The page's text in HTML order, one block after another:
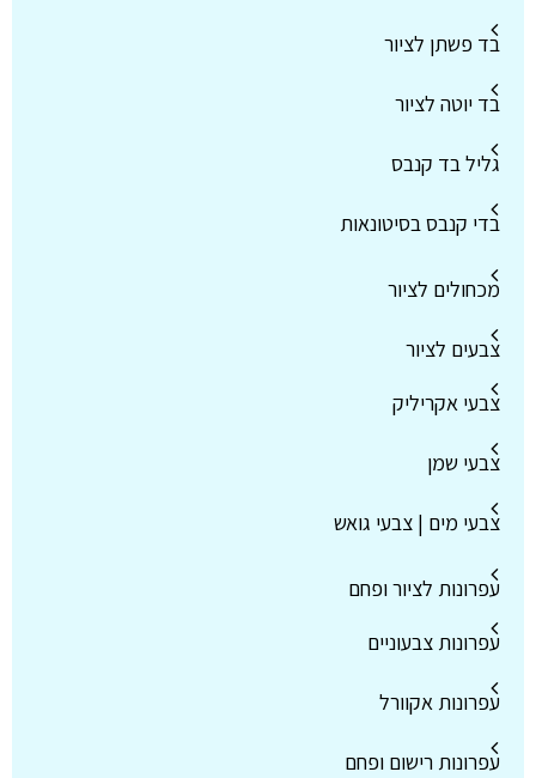
בד פשתן לציור
בד יוטה לציור
גליל בד קנבס
בדי קנבס בסיטונאות
מכחולים לציור
צבעים לציור
צבעי אקריליק
צבעי שמן
צבעי מים | צבעי גואש
עפרונות לציור ופחם
עפרונות צבעוניים
עפרונות אקוורל
עפרונות רישום ופחם